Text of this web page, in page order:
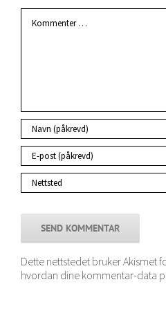
Dette nettstedet bruker Akismet
hvordan dine kommentar-data